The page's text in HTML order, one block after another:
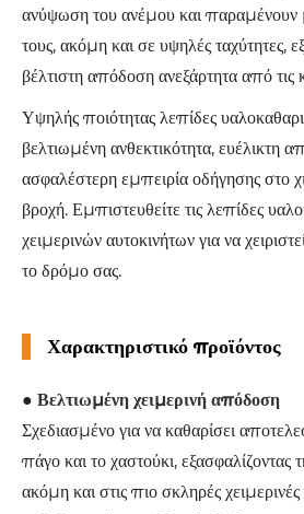
ανύψωση του ανέμου και παραμένουν
τους, ακόμη και σε υψηλές ταχύτητες,
βέλτιστη απόδοση ανεξάρτητα από τις
Υψηλής ποιότητας λεπίδες
βελτιωμένη ανθεκτικότητα, ευέλικτη
ασφαλέστερη εμπειρία οδήγησης στο
βροχή. Εμπιστευθείτε τις λεπίδες
χειμερινών αυτοκινήτων για να
το δρόμο σας.
Χαρακτηριστικό προϊόντος
● Βελτιωμένη χειμερινή απόδοση
Σχεδιασμένο για να καθαρίσει
πάγο και το χαστούκι, εξασφαλίζοντας
ακόμη και στις πιο σκληρές